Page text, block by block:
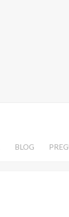
BLOG